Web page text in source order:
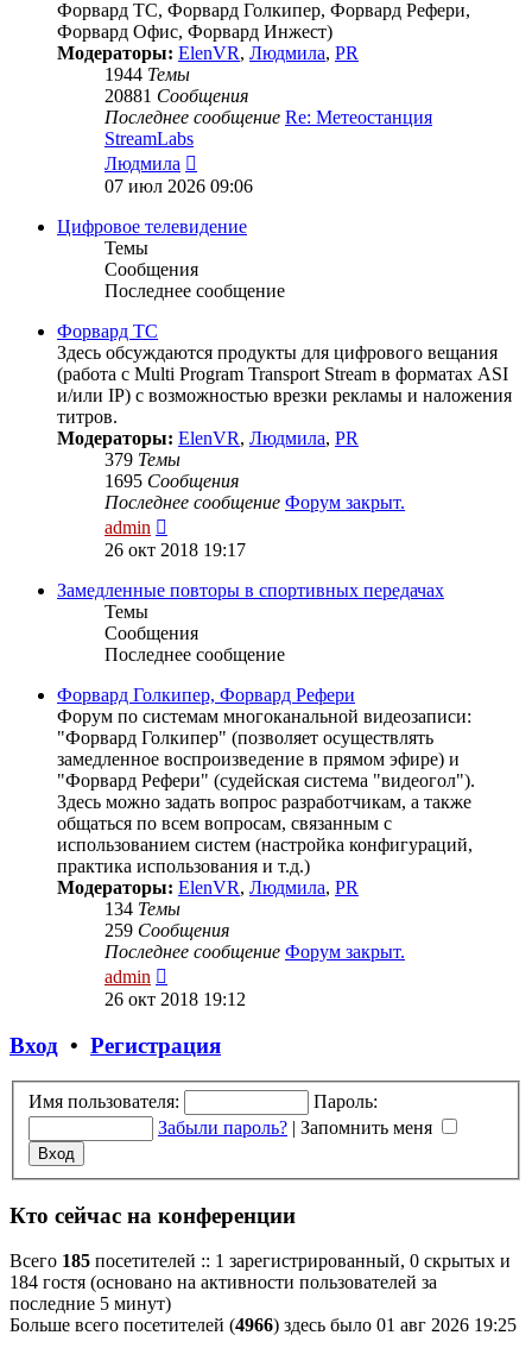
Форвард ТС, Форвард Голкипер, Форвард Рефери,
Форвард Офис, Форвард Инжест)
Модераторы: ElenVR, Людмила, PR
1944 Темы
20881 Сообщения
Последнее сообщение Re: Метеостанция
StreamLabs
Людмила
к
сообщению
07 июл 2026 09:06
Цифровое телевидение
Темы
Сообщения
Последнее сообщение
Форвард ТС
Здесь обсуждаются продукты для цифрового вещания
(работа с Multi Program Transport Stream в форматах ASI
и/или IP) с возможностью врезки рекламы и наложения
титров.
Модераторы: ElenVR, Людмила, PR
379 Темы
1695 Сообщения
Последнее сообщение Форум закрыт.
admin
к
сообщению
26 окт 2018 19:17
Замедленные повторы в спортивных передачах
Темы
Сообщения
Последнее сообщение
Форвард Голкипер, Форвард Рефери
Форум по системам многоканальной видеозаписи:
"Форвард Голкипер" (позволяет осуществлять
замедленное воспроизведение в прямом эфире) и
"Форвард Рефери" (судейская система "видеогол").
Здесь можно задать вопрос разработчикам, а также
общаться по всем вопросам, связанным с
использованием систем (настройка конфигураций,
практика использования и т.д.)
Модераторы: ElenVR, Людмила, PR
134 Темы
259 Сообщения
Последнее сообщение Форум закрыт.
admin
к
26 окт 2018 19:12
Вход • Регистрация
Имя пользователя:
Пароль:
Забыли пароль? | Запомнить меня
Кто сейчас на конференции
Всего 185 посетителей :: 1 зарегистрированный, 0 скрытых и
184 гостя (основано на активности пользователей за
последние 5 минут)
Больше всего посетителей (4966) здесь было 01 авг 2026 19:25